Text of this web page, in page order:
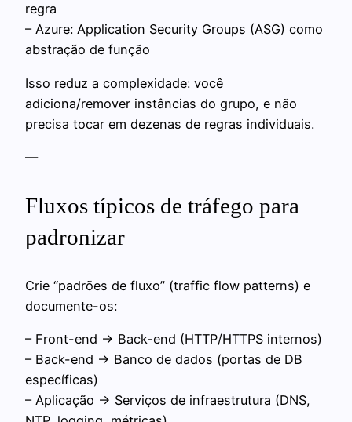
regra
– Azure: Application Security Groups (ASG) como
abstração de função
Isso reduz a complexidade: você
adiciona/remover instâncias do grupo, e não
precisa tocar em dezenas de regras individuais.
—
Fluxos típicos de tráfego para
padronizar
Crie “padrões de fluxo” (traffic flow patterns) e
documente-os:
– Front-end → Back-end (HTTP/HTTPS internos)
– Back-end → Banco de dados (portas de DB
específicas)
– Aplicação → Serviços de infraestrutura (DNS,